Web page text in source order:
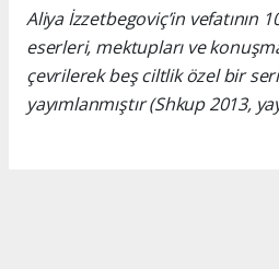
Aliya İzzetbegoviç’in vefatının
eserleri, mektupları ve
çevrilerek beş ciltlik özel bir
yayımlanmıştır (Shkup 2013,